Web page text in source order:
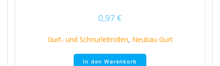
0,97 €
Gurt- und Schnurleitrollen, Neubau Gurt
In den Warenkorb